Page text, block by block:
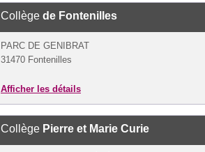
Collège de Fontenilles
PARC DE GENIBRAT
31470 Fontenilles
Afficher les détails
Collège Pierre et Marie Curie